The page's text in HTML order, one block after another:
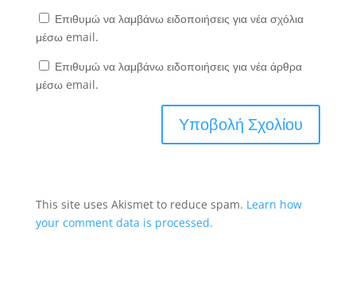
Επιθυμώ να λαμβάνω ειδοποιήσεις για νέα σχόλια
μέσω email.
Επιθυμώ να λαμβάνω ειδοποιήσεις για νέα άρθρα
μέσω email.
This site uses Akismet to reduce spam. Learn how
your comment data is processed.